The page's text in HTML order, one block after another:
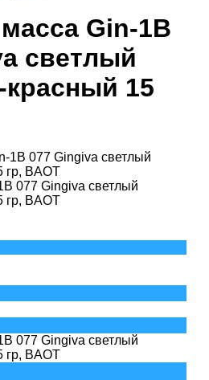
Gin-1B
светлый
15
077 Gingiva светлый
гр, BAOT
077 Gingiva светлый
гр, BAOT